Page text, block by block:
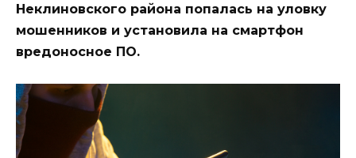
Неклиновского района попалась на уловку
мошенников и установила на смартфон
вредоносное ПО.